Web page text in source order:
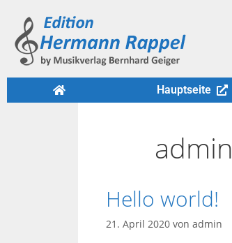
Hauptseite
admin
Hello world!
21. April 2020 von admin